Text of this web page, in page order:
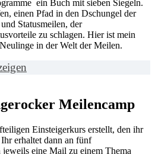
ein Buch mit sieben Siegeln.
einen Pfad in den Dschungel der
Statusmeilen, der
zu schlagen. Hier ist mein
in der Welt der Meilen.
Meilencamp
Einsteigerkurs erstellt, den ihr
erhaltet dann an fünf
eine Mail zu einem Thema